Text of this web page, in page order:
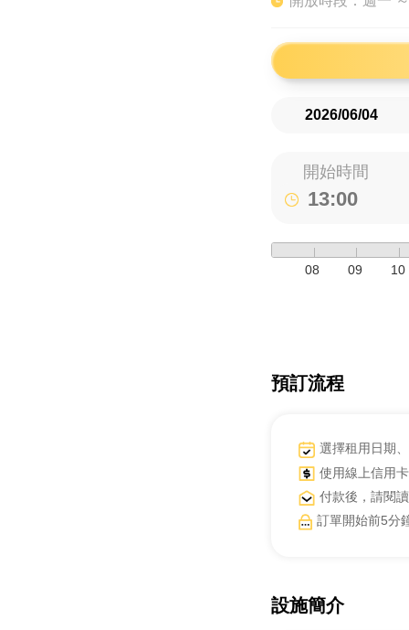
開始時間
08 09 10
預訂流程
選擇租用日期
使用線上信用
付款後，請閱讀
訂單開始前5分
設施簡介